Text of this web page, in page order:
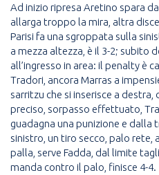
Ad inizio ripresa Aretino spara
allarga troppo la mira, altra
Parisi fa una sgroppata sulla
a mezza altezza, è il 3-2; subito
all’ingresso in area: il penalty è
Tradori, ancora Marras a
sarritzu che si inserisce a
preciso, sorpasso effettuato,
guadagna una punizione e dalla
sinistro, un tiro secco, palo rete,
palla, serve Fadda, dal limite
manda contro il palo, finisce 4-4.